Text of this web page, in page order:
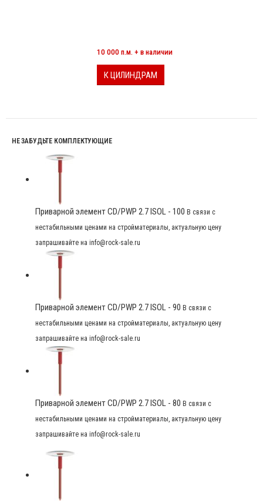
10 000 п.м. + в наличии
К ЦИЛИНДРАМ
НЕ ЗАБУДЬТЕ КОМПЛЕКТУЮЩИЕ
Приварной элемент CD/PWP 2.7 ISOL - 100 В связи с
нестабильными ценами на стройматериалы, актуальную цену
запрашивайте на info@rock-sale.ru
Приварной элемент CD/PWP 2.7 ISOL - 90 В связи с
нестабильными ценами на стройматериалы, актуальную цену
запрашивайте на info@rock-sale.ru
Приварной элемент CD/PWP 2.7 ISOL - 80 В связи с
нестабильными ценами на стройматериалы, актуальную цену
запрашивайте на info@rock-sale.ru